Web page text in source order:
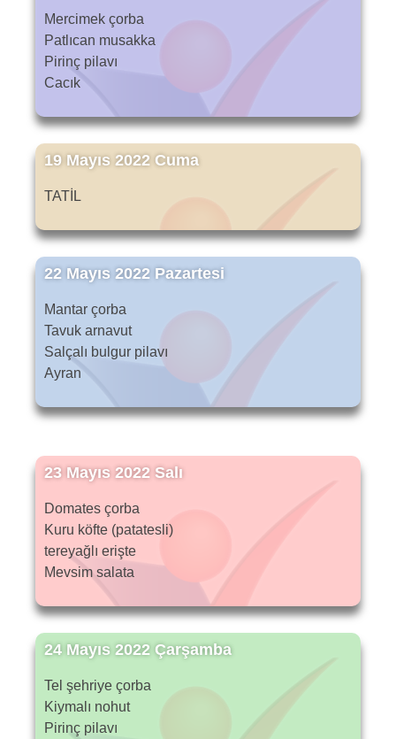
Mercimek çorba
Patlıcan musakka
Pirinç pilavı
Cacık
19 Mayıs 2022 Cuma
TATİL
22 Mayıs 2022 Pazartesi
Mantar çorba
Tavuk arnavut
Salçalı bulgur pilavı
Ayran
23 Mayıs 2022 Salı
Domates çorba
Kuru köfte (patatesli)
tereyağlı erişte
Mevsim salata
24 Mayıs 2022 Çarşamba
Tel şehriye çorba
Kiymalı nohut
Pirinç pilavı